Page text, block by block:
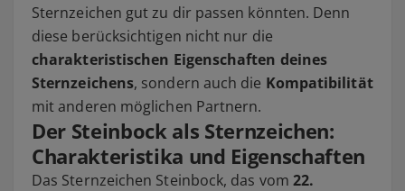
Sternzeichen gut zu dir passen könnten. Denn
diese berücksichtigen nicht nur die
charakteristischen Eigenschaften deines
Sternzeichens, sondern auch die Kompatibilität
mit anderen möglichen Partnern.
Der Steinbock als Sternzeichen:
Charakteristika und Eigenschaften
Das Sternzeichen Steinbock, das vom 22.